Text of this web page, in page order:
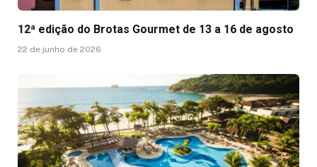
12ª edição do Brotas Gourmet de 13 a 16 de agosto
22 de junho de 2026